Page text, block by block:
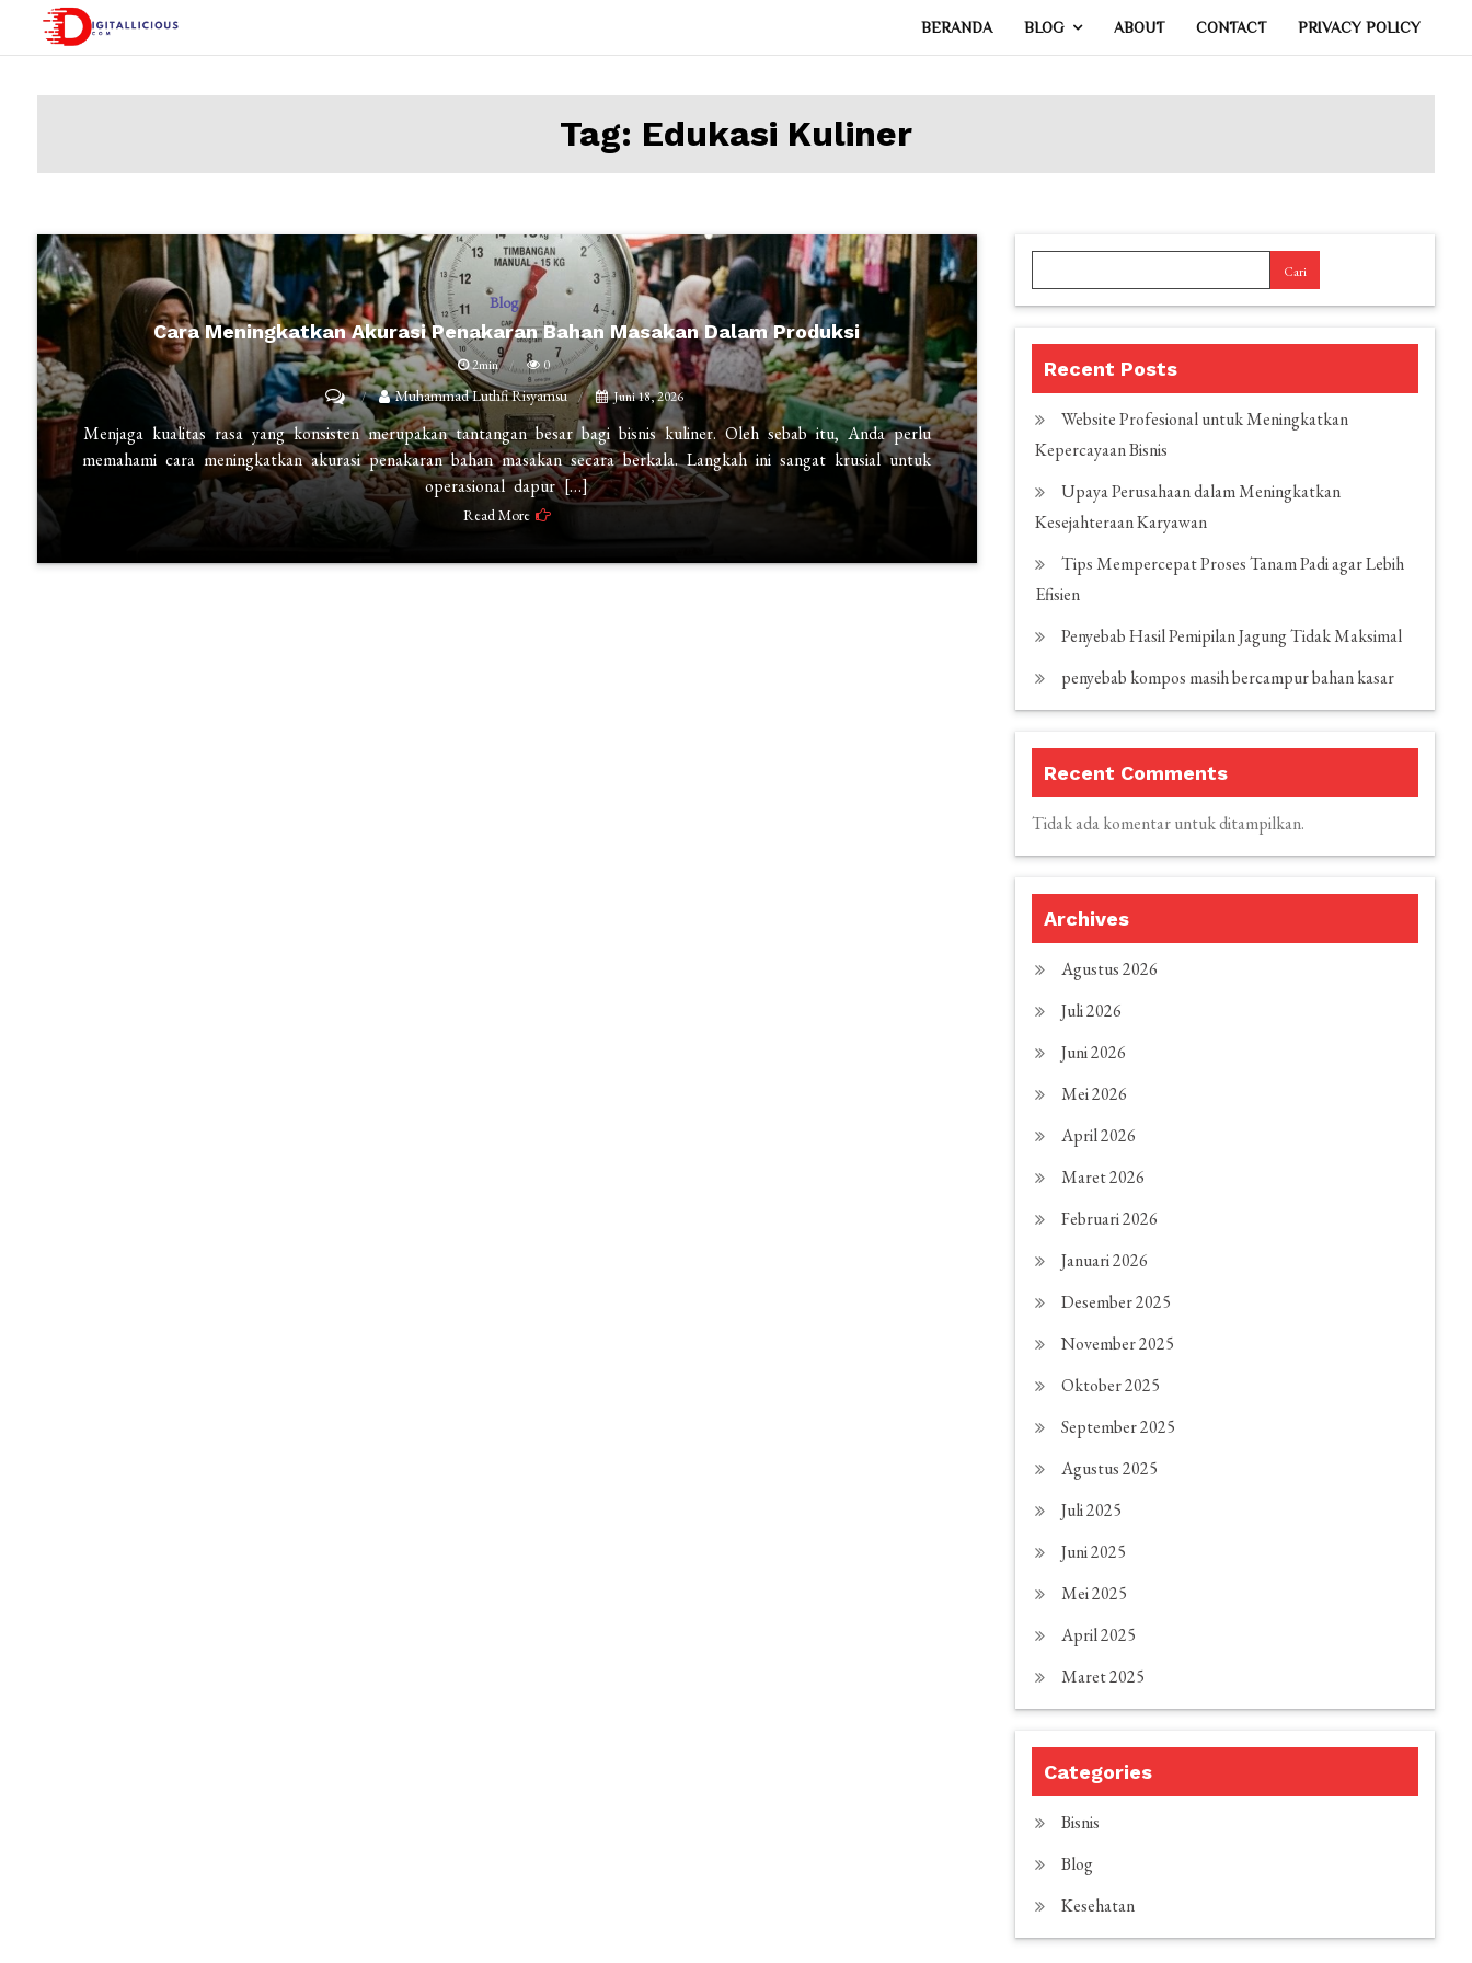
digitallicious.com
BERANDA BLOG ABOUT CONTACT PRIVACY POLICY
Tag: Edukasi Kuliner
Blog
Cara Meningkatkan Akurasi Penakaran Bahan Masakan Dalam Produksi
2min
0
on
Cara
Meningkatkan
Akurasi
Penakaran
Muhammad Luthfi Risyamsu Juni 18, 2026
Menjaga kualitas rasa yang konsisten merupakan tantangan besar bagi bisnis kuliner. Oleh sebab itu, Anda perlu
memahami cara meningkatkan akurasi penakaran bahan masakan secara berkala. Langkah ini sangat krusial untuk
operasional dapur […]
Read More
Cari
Recent Posts
Website Profesional untuk Meningkatkan
Kepercayaan Bisnis
Upaya Perusahaan dalam Meningkatkan
Kesejahteraan Karyawan
Tips Mempercepat Proses Tanam Padi agar Lebih
Efisien
Penyebab Hasil Pemipilan Jagung Tidak Maksimal
penyebab kompos masih bercampur bahan kasar
Recent Comments
Tidak ada komentar untuk ditampilkan.
Archives
Agustus 2026
Juli 2026
Juni 2026
Mei 2026
April 2026
Maret 2026
Februari 2026
Januari 2026
Desember 2025
November 2025
Oktober 2025
September 2025
Agustus 2025
Juli 2025
Juni 2025
Mei 2025
April 2025
Maret 2025
Categories
Bisnis
Blog
Kesehatan